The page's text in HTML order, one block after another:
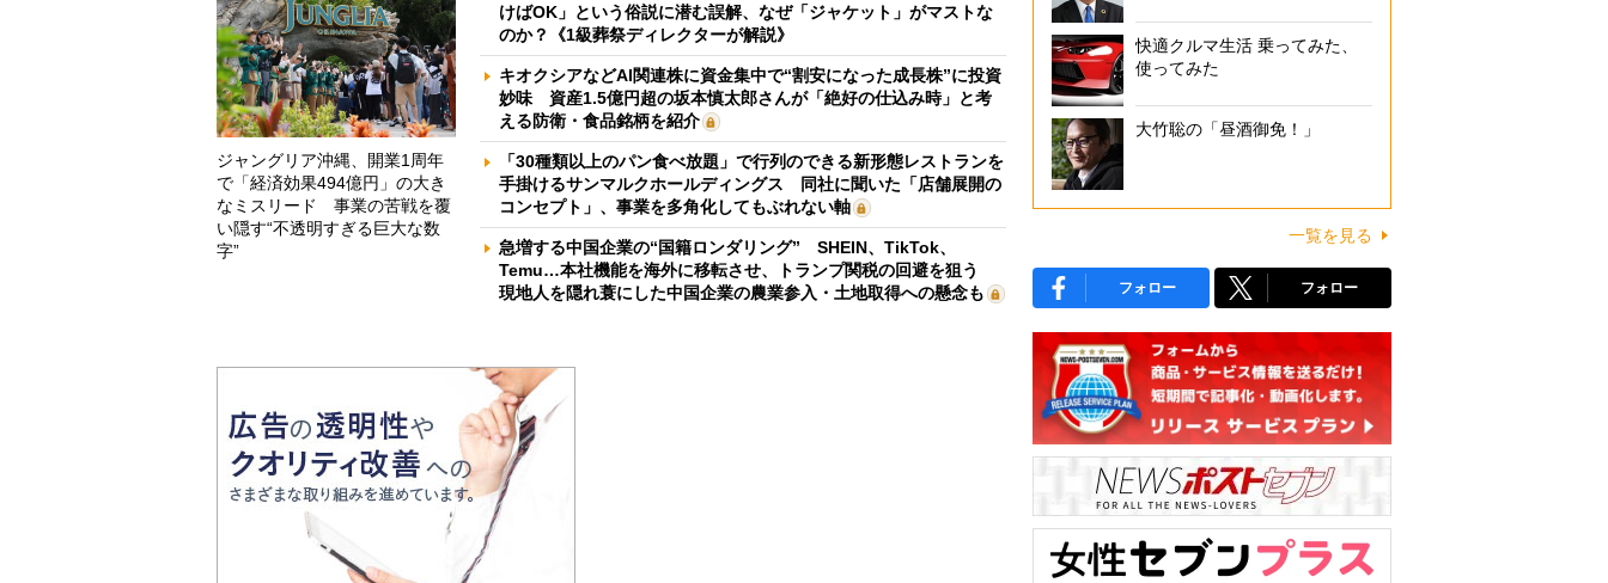
ジャングリア沖縄、開業1周年
で「経済効果494億円」の大き
なミスリード 事業の苦戦を覆
い隠す“不透明すぎる巨大な数
字”
けばOK」という俗説に潜む誤解、なぜ「ジャケット」がマストな
のか？《1級葬祭ディレクターが解説》
キオクシアなどAI関連株に資金集中で“割安になった成長株”に投資
妙味 資産1.5億円超の坂本慎太郎さんが「絶好の仕込み時」と考
える防衛・食品銘柄を紹介
「30種類以上のパン食べ放題」で行列のできる新形態レストランを
手掛けるサンマルクホールディングス 同社に聞いた「店舗展開の
コンセプト」、事業を多角化してもぶれない軸
急増する中国企業の“国籍ロンダリング” SHEIN、TikTok、
Temu…本社機能を海外に移転させ、トランプ関税の回避を狙う
現地人を隠れ蓑にした中国企業の農業参入・土地取得への懸念も
快適クルマ生活 乗ってみた、
使ってみた
大竹聡の「昼酒御免！」
一覧を見る
フォロー フォロー